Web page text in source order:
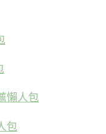
懶人包
包